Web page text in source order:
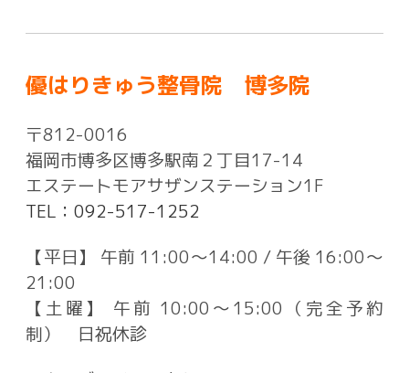
優はりきゅう整骨院 博多院
〒812-0016
福岡市博多区博多駅南２丁目17-14
エステートモアサザンステーション1F
TEL：092-517-1252
【平日】 午前 11:00〜14:00 / 午後 16:00〜
21:00
【土曜】 午前 10:00〜15:00（完全予約
制） 日祝休診